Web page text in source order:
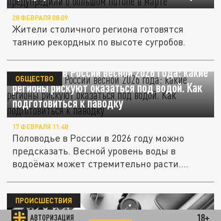
АВТОРИЗАЦИЯ 18+
28 ФЕВРАЛЯ 08:09
Жители столичного региона готовятся
таянию рекордных по высоте сугробов.
Половодье в России весной 2026 года: какие
регионы рискуют оказаться под водой. Как
подготовиться к паводку
ОБЩЕСТВО
17 ФЕВРАЛЯ 11:48
Половодье в России в 2026 году можно
предсказать. Весной уровень воды в
водоёмах может стремительно расти....
ПРОИСШЕСТВИЯ